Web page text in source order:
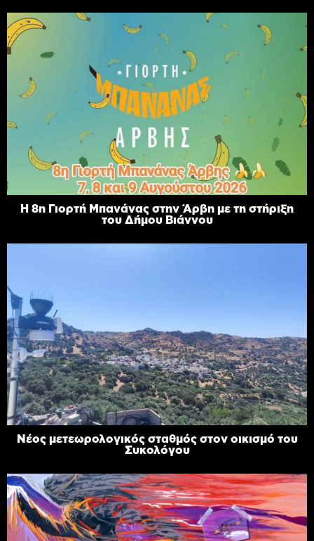
Η 8η Γιορτή Μπανάνας στην Άρβη με τη στήριξη
του Δήμου Βιάννου
Νέος μετεωρολογικός σταθμός στον οικισμό του
Συκολόγου